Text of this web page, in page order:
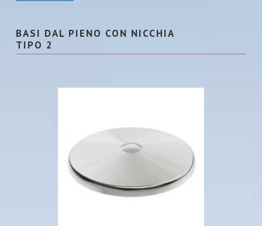
BASI DAL PIENO CON NICCHIA
TIPO 2